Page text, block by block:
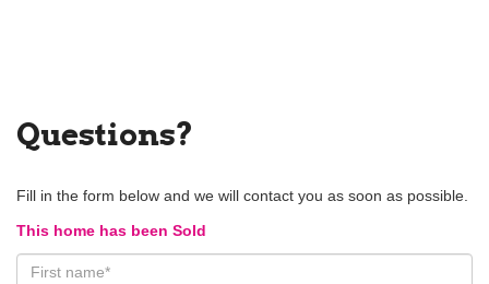
Questions?
Fill in the form below and we will contact you as soon as possible.
This home has been Sold